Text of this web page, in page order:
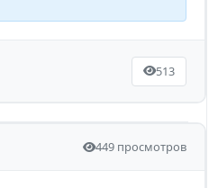
513
449 просмотров